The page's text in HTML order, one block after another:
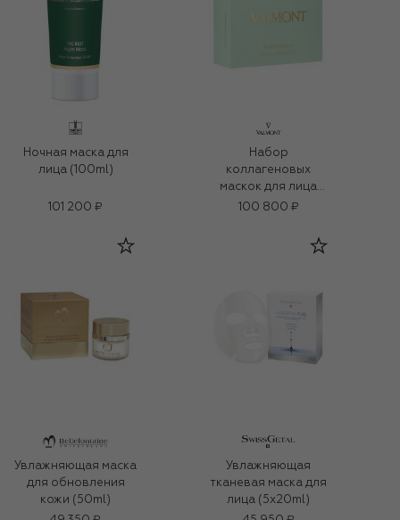
Ночная маска для
лица (100ml)
101 200 ₽
Набор
коллагеновых
маскок для лица
(5шт.)
100 800 ₽
Увлажняющая маска
для обновления
кожи (50ml)
Увлажняющая
тканевая маска для
лица (5x20ml)